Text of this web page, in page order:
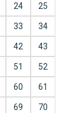
24 25
33 34
42 43
51 52
60 61
69 70